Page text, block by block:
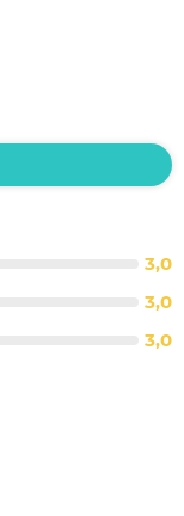
3,0
3,0
3,0